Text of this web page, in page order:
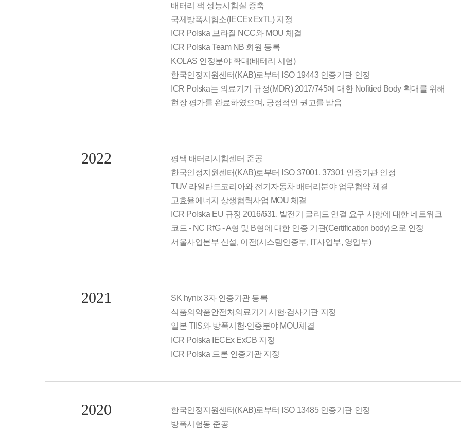
배터리 팩 성능시험실 증축
국제방폭시험소(IECEx ExTL) 지정
ICR Polska 브라질 NCC와 MOU 체결
ICR Polska Team NB 회원 등록
KOLAS 인정분야 확대(배터리 시험)
한국인정지원센터(KAB)로부터 ISO 19443 인증기관 인정
ICR Polska는 의료기기 규정(MDR) 2017/745에 대한 Nofitied Body 확대를 위해
현장 평가를 완료하였으며, 긍정적인 권고를 받음
2022
평택 배터리시험센터 준공
한국인정지원센터(KAB)로부터 ISO 37001, 37301 인증기관 인정
TUV 라일란드코리아와 전기자동차 배터리분야 업무협약 체결
고효율에너지 상생협력사업 MOU 체결
ICR Polska EU 규정 2016/631, 발전기 글리드 연결 요구 사항에 대한 네트워크
코드 - NC RfG - A형 및 B형에 대한 인증 기관(Certification body)으로 인정
서울사업본부 신설, 이전(시스템인증부, IT사업부, 영업부)
2021
SK hynix 3자 인증기관 등록
식품의약품안전처의료기기 시험·검사기관 지정
일본 TIIS와 방폭시험· 인증분야 MOU체결
ICR Polska IECEx ExCB 지정
ICR Polska 드론 인증기관 지정
2020
한국인정지원센터(KAB)로부터 ISO 13485 인증기관 인정
방폭시험동 준공